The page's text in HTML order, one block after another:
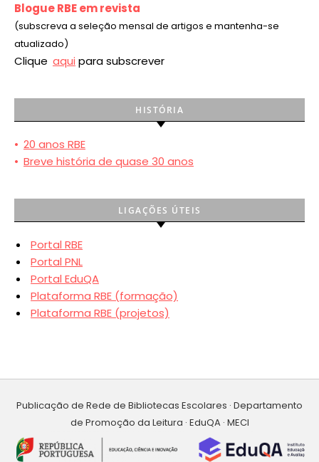
Blogue RBE em revista
(subscreva a seleção mensal de artigos e mantenha-se
atualizado)
Clique aqui para subscrever
HISTÓRIA
• 20 anos RBE
• Breve história de quase 30 anos
LIGAÇÕES ÚTEIS
Portal RBE
Portal PNL
Portal EduQA
Plataforma RBE (formação)
Plataforma RBE (projetos)
Publicação de Rede de Bibliotecas Escolares · Departamento
de Promoção da Leitura · EduQA · MECI